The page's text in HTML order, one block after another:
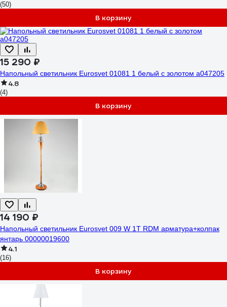
(50)
В корзину
15 290 ₽
Напольный светильник Eurosvet 01081 1 белый с золотом a047205
4.8
(4)
В корзину
14 190 ₽
Напольный светильник Eurosvet 009 W 1T RDM арматура+колпак
янтарь 00000019600
4.1
(16)
В корзину